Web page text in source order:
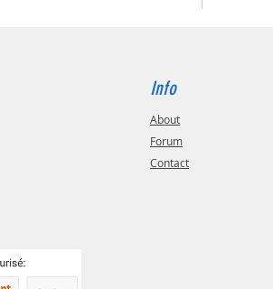
Info
About
Forum
Contact